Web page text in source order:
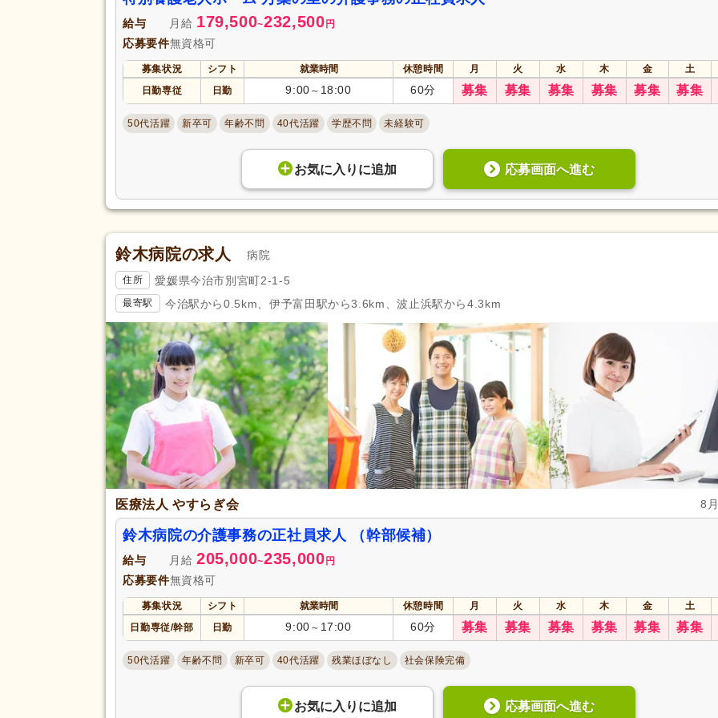
給与 月給 179,500~232,500 円
応募要件無資格可
募集状況 シフト 就業時間 休憩時間 月 火 水 木 金
土
日勤専従
日勤 9:00 ～ 18:00 60分 募集 募集 募集 募集 募集 募集
50代活躍 新卒可 年齢不問 40代活躍 学歴不問 未経験可
お気に入り に追加 応募画面へ進む
鈴木病院の求人 病院
住所 愛媛県今治市別宮町2-1-5
最寄駅 今治駅から0.5km、伊予富田駅から3.6km、波止浜駅から4.3km
医療法人 やすらぎ会 8
鈴木病院の介護事務の正社員求人 （幹部候補）
給与 月給 205,000~235,000 円
応募要件無資格可
募集状況 シフト 就業時間 休憩時間 月 火 水 木 金
土
日勤専従/幹部
日勤 9:00 ～ 17:00 60分 募集 募集 募集 募集 募集 募集
50代活躍 年齢不問 新卒可 40代活躍 残業ほぼなし 社会保険完備
お気に入り に追加 応募画面へ進む